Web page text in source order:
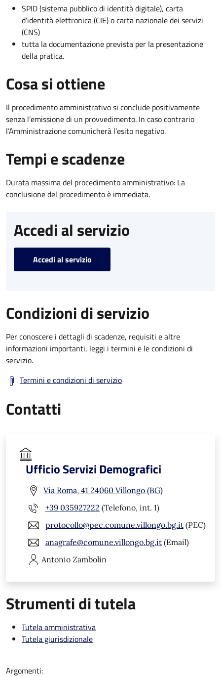
SPID (sistema pubblico di identità digitale), carta
d’identità elettronica (CIE) o carta nazionale dei servizi
(CNS)
tutta la documentazione prevista per la presentazione
della pratica.
Cosa si ottiene
Il procedimento amministrativo si conclude positivamente
senza l’emissione di un provvedimento. In caso contrario
l’Amministrazione comunicherà l’esito negativo.
Tempi e scadenze
Durata massima del procedimento amministrativo: La
conclusione del procedimento è immediata.
Accedi al servizio
Accedi al servizio
Condizioni di servizio
Per conoscere i dettagli di scadenze, requisiti e altre
informazioni importanti, leggi i termini e le condizioni di
servizio.
Termini e condizioni di servizio
Contatti
Ufficio Servizi Demografici
Via Roma, 41 24060 Villongo (BG)
+39 035927222 (Telefono, int. 1)
protocollo@pec.comune.villongo.bg.it (PEC)
anagrafe@comune.villongo.bg.it (Email)
Antonio Zambolin
Strumenti di tutela
Tutela amministrativa
Tutela giurisdizionale
Argomenti: